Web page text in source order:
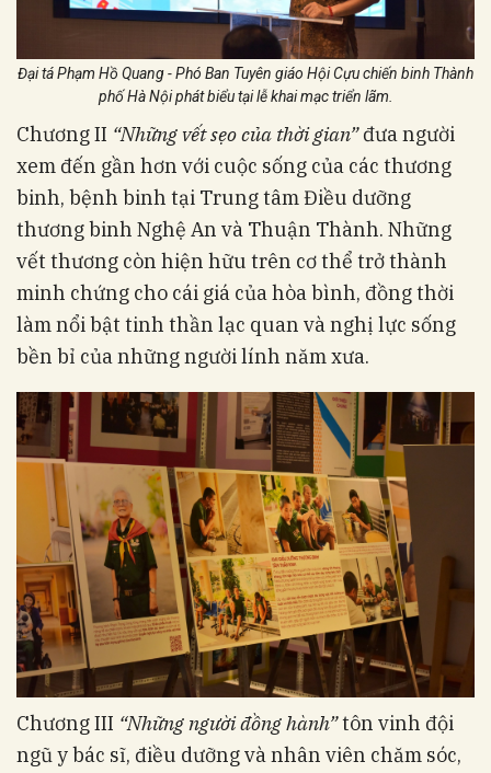
Đại tá Phạm Hồ Quang - Phó Ban Tuyên giáo Hội Cựu chiến binh Thành
phố Hà Nội phát biểu tại lễ khai mạc triển lãm.
Chương II “Những vết sẹo của thời gian”đưa người
xem đến gần hơn với cuộc sống của các thương
binh, bệnh binh tại Trung tâm Điều dưỡng
thương binh Nghệ An và Thuận Thành. Những
vết thương còn hiện hữu trên cơ thể trở thành
minh chứng cho cái giá của hòa bình, đồng thời
làm nổi bật tinh thần lạc quan và nghị lực sống
bền bỉ của những người lính năm xưa.
Chương III “Những người đồng hành”tôn vinh đội
ngũ y bác sĩ, điều dưỡng và nhân viên chăm sóc,